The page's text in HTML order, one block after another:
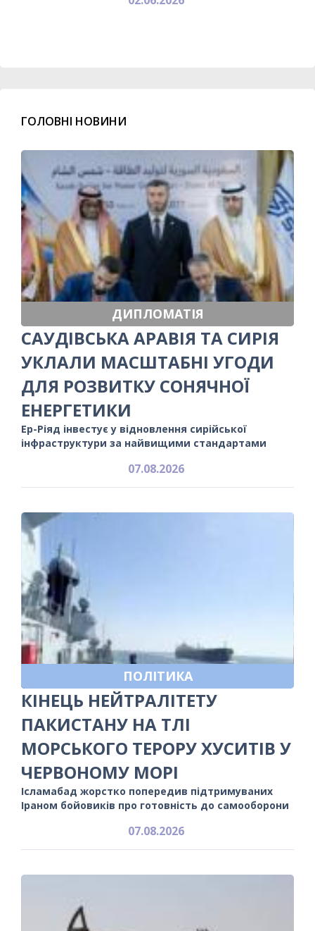
ГОЛОВНІ НОВИНИ
ДИПЛОМАТІЯ
САУДІВСЬКА АРАВІЯ ТА СИРІЯ
УКЛАЛИ МАСШТАБНІ УГОДИ
ДЛЯ РОЗВИТКУ СОНЯЧНОЇ
ЕНЕРГЕТИКИ
Ер-Ріяд інвестує у відновлення сирійської
інфраструктури за найвищими стандартами
07.08.2026
ПОЛІТИКА
КІНЕЦЬ НЕЙТРАЛІТЕТУ
ПАКИСТАНУ НА ТЛІ
МОРСЬКОГО ТЕРОРУ ХУСИТІВ У
ЧЕРВОНОМУ МОРІ
Ісламабад жорстко попередив підтримуваних
Іраном бойовиків про готовність до самооборони
07.08.2026